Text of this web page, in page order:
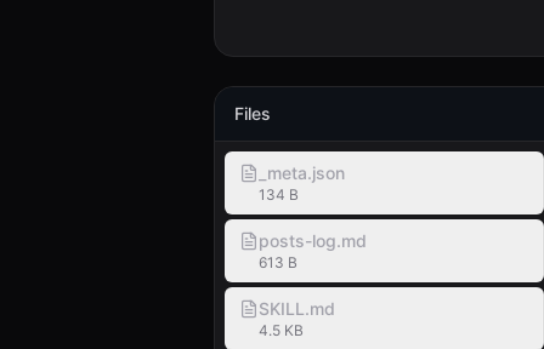
Files
_meta.json
134 B
posts-log.md
613 B
SKILL.md
4.5 KB